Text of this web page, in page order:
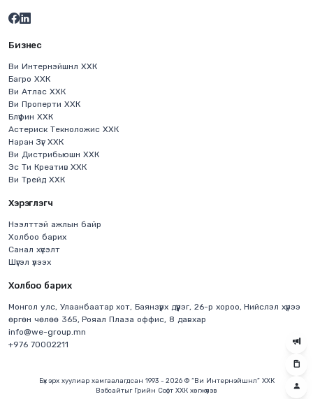
Бизнес
Ви Интернэйшнл ХХК
Багро ХХК
Ви Атлас ХХК
Ви Проперти ХХК
Блүфин ХХК
Астериск Текноложис ХХК
Наран Зүг ХХК
Ви Дистрибьюшн ХХК
Эс Ти Креатив ХХК
Ви Трейд ХХК
Хэрэглэгч
Нээлттэй ажлын байр
Холбоо барих
Санал хүсэлт
Шүгэл үлээх
Холбоо барих
Монгол улс, Улаанбаатар хот, Баянзүрх дүүрэг, 26-р хороо, Нийслэл хүрээ
өргөн чөлөө 365, Рояал Плаза оффис, 8 давхар
info@we-group.mn
+976 70002211
Бүх эрх хуулиар хамгаалагдсан 1993 - 2026 © “Ви Интернэйшнл” ХХК
Вэбсайтыг Грийн Софт ХХКхөгжүүлэв